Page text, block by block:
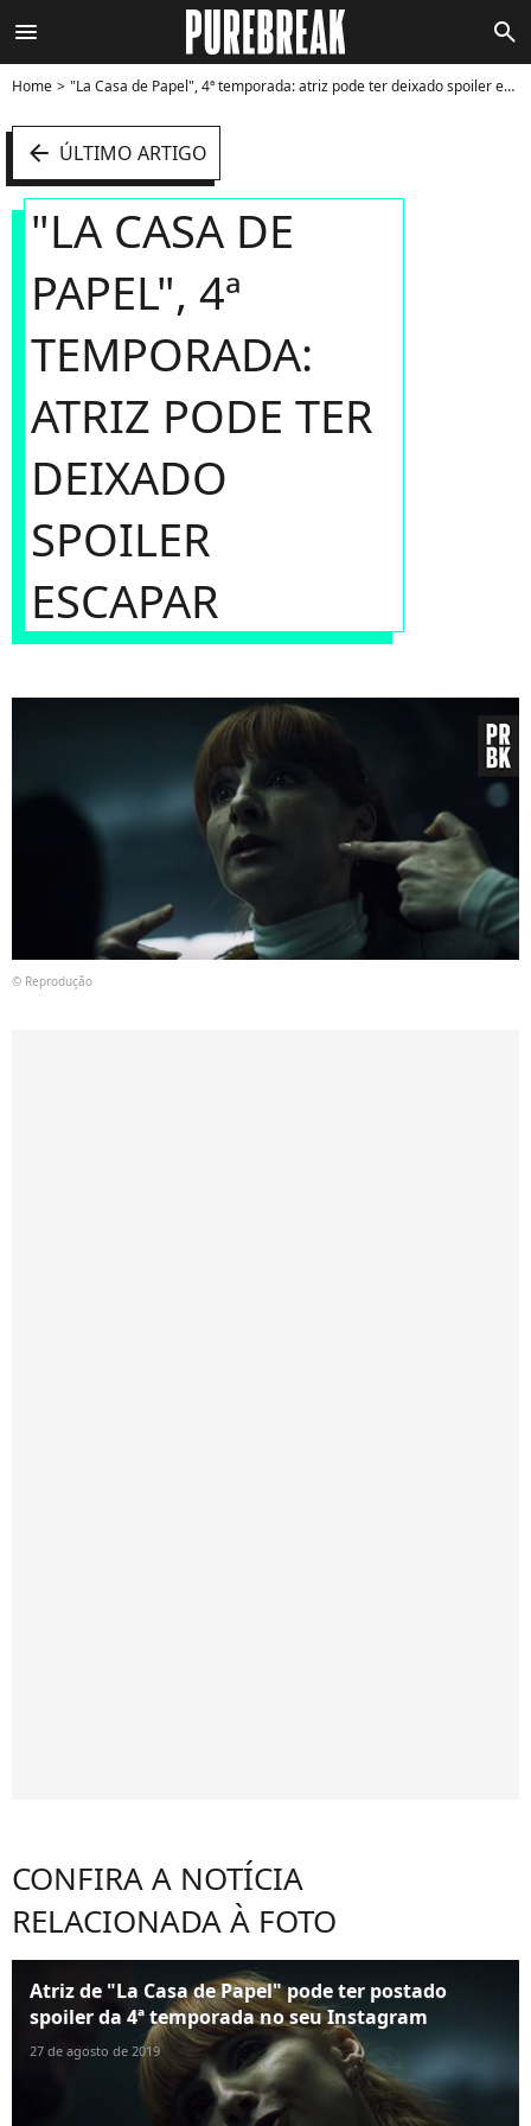
menu search
Home "La Casa de Papel", 4ª temporada: atriz pode ter deixado spoiler escapar - Foto
arrow_left ÚLTIMO ARTIGO
"LA CASA DE
PAPEL", 4ª
TEMPORADA:
ATRIZ PODE TER
DEIXADO
SPOILER
ESCAPAR
© Reprodução
CONFIRA A NOTÍCIA
RELACIONADA À FOTO
Atriz de "La Casa de Papel" pode ter postado
spoiler da 4ª temporada no seu Instagram
27 de agosto de 2019